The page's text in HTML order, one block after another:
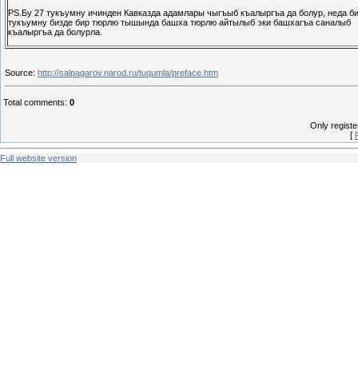
PS.Бу 27 тукъумну ичинден Кавказда адамлары чыгъыб къалыргъа да болур, неда
тукъумну бизде бир тюрлю тышында башха тюрлю айтылыб эки башхагъа саналыб
къалыргъа да болурла.
Source: http://salpagarov.narod.ru/tuqumla/preface.htm
Total comments: 0
Only
[
Full website version